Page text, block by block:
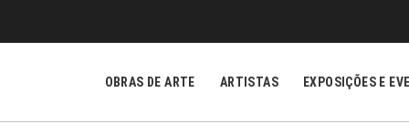
OBRAS DE ARTE ARTISTAS EXPOSIÇÕES E